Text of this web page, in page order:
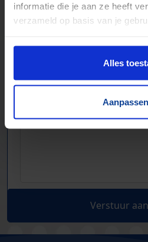
informatie die je aan ze heeft
verzameld op basis van je
Alles
Aanpassen
Verstuur